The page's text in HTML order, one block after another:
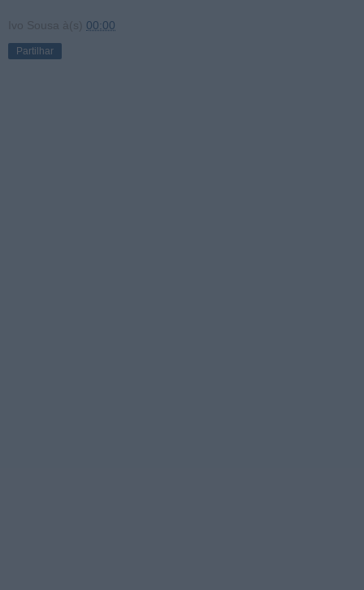
Ivo Sousa à(s) 00:00
Partilhar